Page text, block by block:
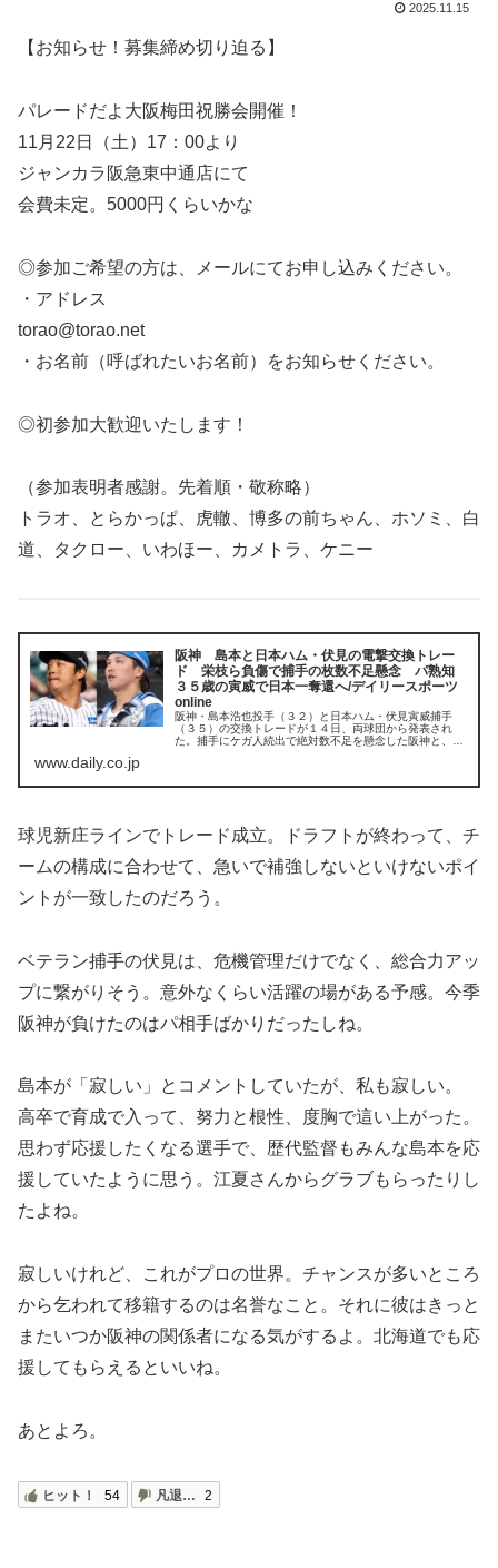
2025.11.15
【お知らせ！募集締め切り迫る】
パレードだよ大阪梅田祝勝会開催！
11月22日（土）17：00より
ジャンカラ阪急東中通店にて
会費未定。5000円くらいかな
◎参加ご希望の方は、メールにてお申し込みください。
・アドレス
torao@torao.net
・お名前（呼ばれたいお名前）をお知らせください。
◎初参加大歓迎いたします！
（参加表明者感謝。先着順・敬称略）
トラオ、とらかっぱ、虎轍、博多の前ちゃん、ホソミ、白
道、タクロー、いわほー、カメトラ、ケニー
阪神 島本と日本ハム・伏見の電撃交換トレー
ド 栄枝ら負傷で捕手の枚数不足懸念 パ熟知
３５歳の寅威で日本一奪還へ/デイリースポーツ
online
阪神・島本浩也投手（３２）と日本ハム・伏見寅威捕手
（３５）の交換トレードが１４日、両球団から発表され
た。捕手にケガ人続出で絶対数不足を懸念した阪神と、中
www.daily.co.jp
球児新庄ラインでトレード成立。ドラフトが終わって、チ
ームの構成に合わせて、急いで補強しないといけないポイ
ントが一致したのだろう。
ベテラン捕手の伏見は、危機管理だけでなく、総合力アッ
プに繋がりそう。意外なくらい活躍の場がある予感。今季
阪神が負けたのはパ相手ばかりだったしね。
島本が「寂しい」とコメントしていたが、私も寂しい。
高卒で育成で入って、努力と根性、度胸で這い上がった。
思わず応援したくなる選手で、歴代監督もみんな島本を応
援していたように思う。江夏さんからグラブもらったりし
たよね。
寂しいけれど、これがプロの世界。チャンスが多いところ
から乞われて移籍するのは名誉なこと。それに彼はきっと
またいつか阪神の関係者になる気がするよ。北海道でも応
援してもらえるといいね。
あとよろ。
ヒット！ 54 凡退… 2